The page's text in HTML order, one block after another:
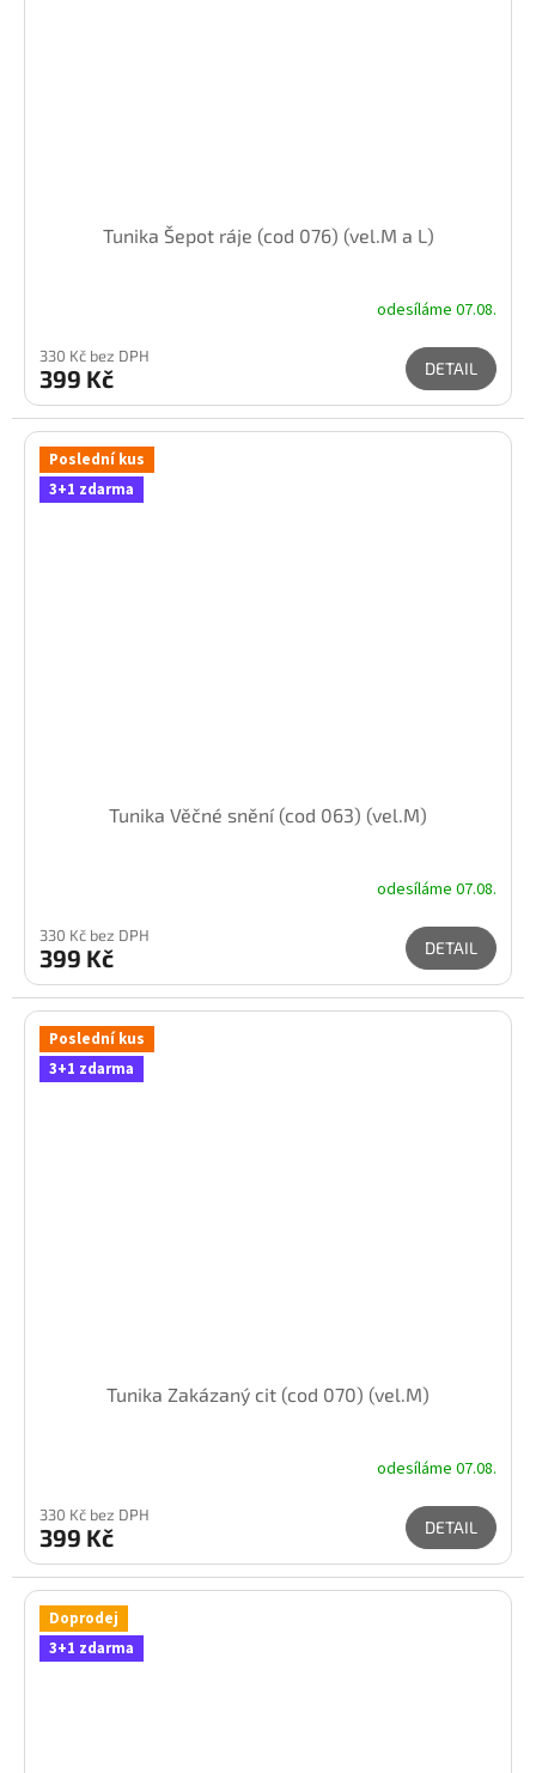
Tunika Šepot ráje (cod 076) (vel.M a L)
odesíláme 07.08.
330 Kč bez DPH
399 Kč DETAIL
Poslední kus
3+1 zdarma
Tunika Věčné snění (cod 063) (vel.M)
odesíláme 07.08.
330 Kč bez DPH
399 Kč DETAIL
Poslední kus
3+1 zdarma
Tunika Zakázaný cit (cod 070) (vel.M)
odesíláme 07.08.
330 Kč bez DPH
399 Kč DETAIL
Doprodej
3+1 zdarma